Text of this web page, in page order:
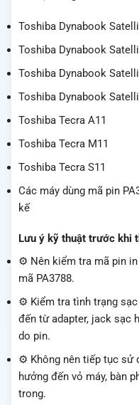
Toshiba Dynabook
Toshiba Dynabook
Toshiba Dynabook
Toshiba Dynabook
Toshiba Tecra A11
Toshiba Tecra M11
Toshiba Tecra S11
Các máy dùng mã pin
kế
Lưu ý kỹ thuật trước khi
⚙️ Nên kiểm tra mã pin
mã PA3788.
⚙️ Kiểm tra tình trạng
đến từ adapter, jack sạc
do pin.
⚙️ Không nên tiếp tục sử
hưởng đến vỏ máy, bàn
trong.